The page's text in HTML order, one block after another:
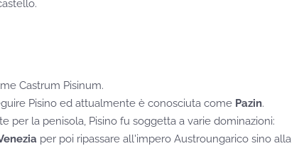
Castrum Pisinum.
Pisino ed attualmente è conosciuta come Pazin.
per la penisola, Pisino fu soggetta a varie dominazioni:
per poi ripassare all'impero Austroungarico sino alla